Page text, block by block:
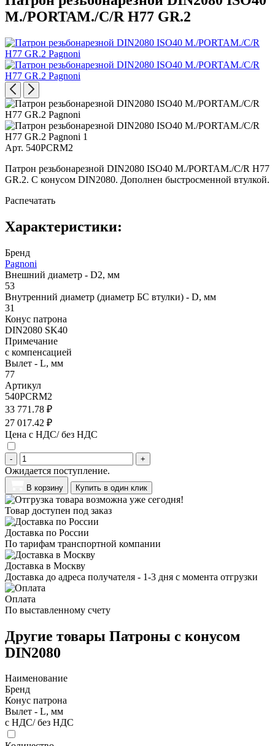
M./PORTAM./C/R H77 GR.2
Арт. 540PCRM2
Патрон резьбонарезной DIN2080 ISO40 M./PORTAM./C/R H77
GR.2. С конусом DIN2080. Дополнен быстросменной втулкой.
Распечатать
Характеристики:
Бренд
Pagnoni
Внешний диаметр - D2, мм
53
Внутренний диаметр (диаметр БС втулки) - D, мм
31
Конус патрона
DIN2080 SK40
Примечание
с компенсацией
Вылет - L, мм
77
Артикул
540PCRM2
33 771.78 ₽
27 017.42 ₽
Цена с НДС/ без НДС
- +
Ожидается поступление.
В корзину Купить в один клик
Товар доступен под заказ
Доставка по России
По тарифам транспортной компании
Доставка в Москву
Доставка до адреса получателя - 1-3 дня с момента отгрузки
Оплата
По выставленному счету
Другие товары Патроны с конусом
DIN2080
Наименование
Бренд
Конус патрона
Вылет - L, мм
с НДС/ без НДС